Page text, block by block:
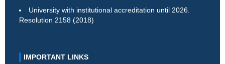
University with institutional accreditation until 2026.
Resolution 2158 (2018)
IMPORTANT LINKS